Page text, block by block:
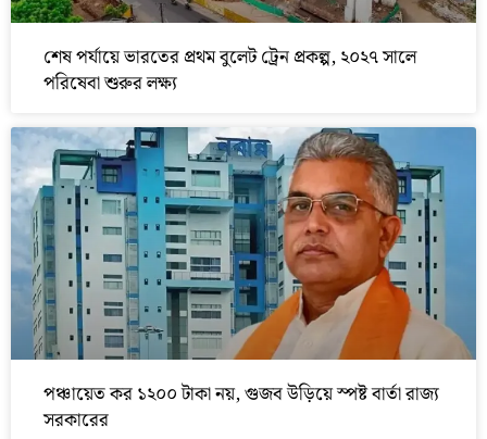
শেষ পর্যায়ে ভারতের প্রথম বুলেট ট্রেন প্রকল্প, ২০২৭ সালে
পরিষেবা শুরুর লক্ষ্য
পঞ্চায়েত কর ১২০০ টাকা নয়, গুজব উড়িয়ে স্পষ্ট বার্তা রাজ্য
সরকারের